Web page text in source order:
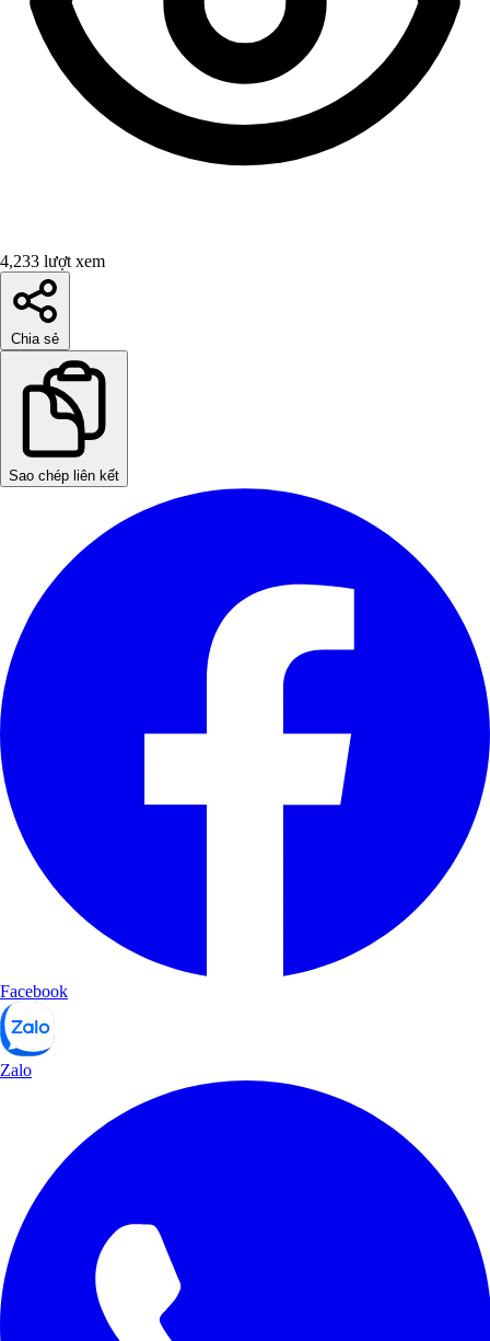
4,233 lượt xem
Chia sẻ
Sao chép liên kết
Facebook
Zalo